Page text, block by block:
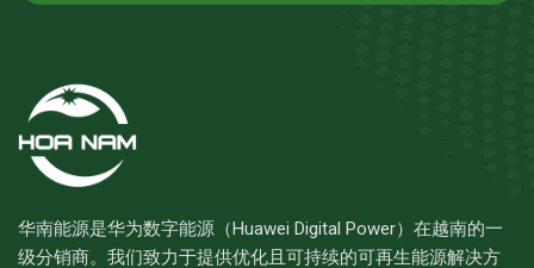
华南能源是华为数字能源（Huawei Digital Power）在越南的一
级分销商。我们致力于提供优化且可持续的可再生能源解决方